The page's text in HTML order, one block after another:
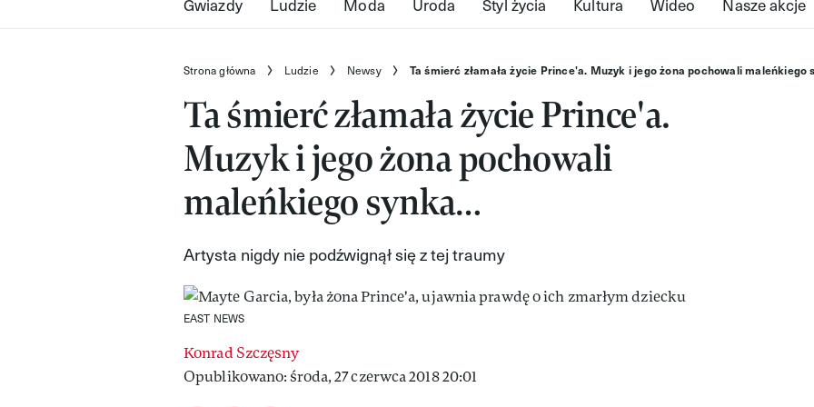
Strona główna Ludzie Newsy Ta śmierć złamała życie Prince'a. Muzyk i jego żona pochowali maleńkiego
Ta śmierć złamała życie Prince'a.
Muzyk i jego żona pochowali
maleńkiego synka…
Artysta nigdy nie podźwignął się z tej traumy
EAST NEWS
Konrad Szczęsny
Opublikowano: środa, 27 czerwca 2018 20:01